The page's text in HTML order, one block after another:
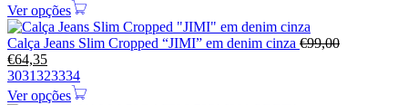
Ver opções
Calça Jeans Slim Cropped “JIMI” em denim cinza €99,00
€64,35
3031323334
Ver opções